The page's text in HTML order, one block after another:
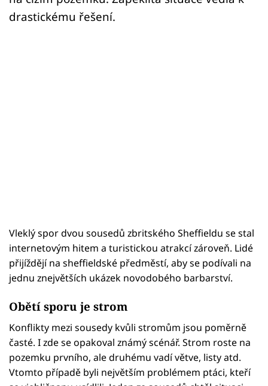
drastickému řešení.
Vleklý spor dvou sousedů zbritského Sheffieldu se stal
internetovým hitem a turistickou atrakcí zároveň. Lidé
přijíždějí na sheffieldské předměstí, aby se podívali na
jednu znejvětších ukázek novodobého barbarství.
Obětí sporu je strom
Konflikty mezi sousedy kvůli stromům jsou poměrně
časté. I zde se opakoval známý scénář. Strom roste na
pozemku prvního, ale druhému vadí větve, listy atd.
Vtomto případě byli největším problémem ptáci, kteří